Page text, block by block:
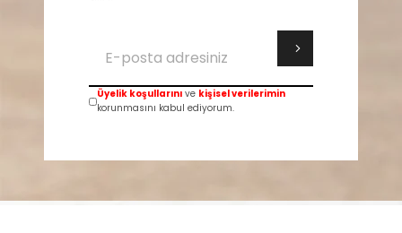
Üyelik koşullarınıve kişisel verilerimin
korunmasını kabul ediyorum.